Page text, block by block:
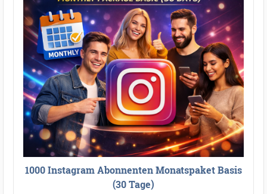
1000 Instagram Abonnenten Monatspaket Basis
(30 Tage)